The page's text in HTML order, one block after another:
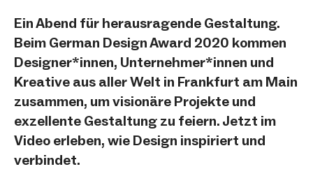
Ein Abend für herausragende Gestaltung.
Beim German Design Award 2020 kommen
Designer*innen, Unternehmer*innen und
Kreative aus aller Welt in Frankfurt am Main
zusammen, um visionäre Projekte und
exzellente Gestaltung zu feiern. Jetzt im
Video erleben, wie Design inspiriert und
verbindet.